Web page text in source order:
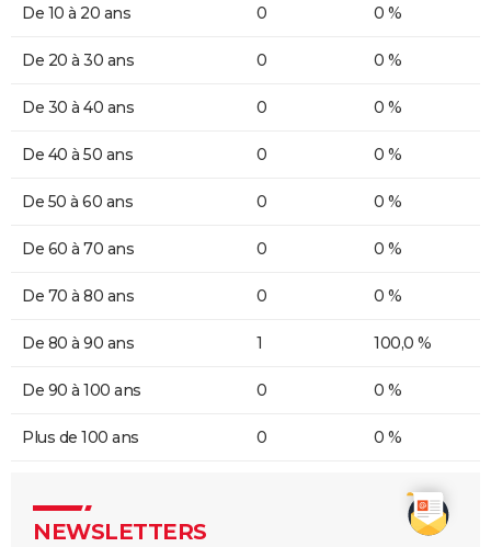
De 10 à 20 ans 0 0 %
De 20 à 30 ans 0 0 %
De 30 à 40 ans 0 0 %
De 40 à 50 ans 0 0 %
De 50 à 60 ans 0 0 %
De 60 à 70 ans 0 0 %
De 70 à 80 ans 0 0 %
De 80 à 90 ans 1 100,0 %
De 90 à 100 ans 0 0 %
Plus de 100 ans 0 0 %
NEWSLETTERS